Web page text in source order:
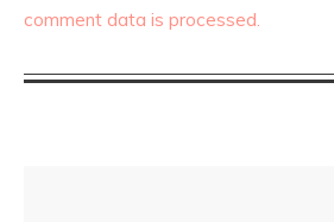
comment data is processed.